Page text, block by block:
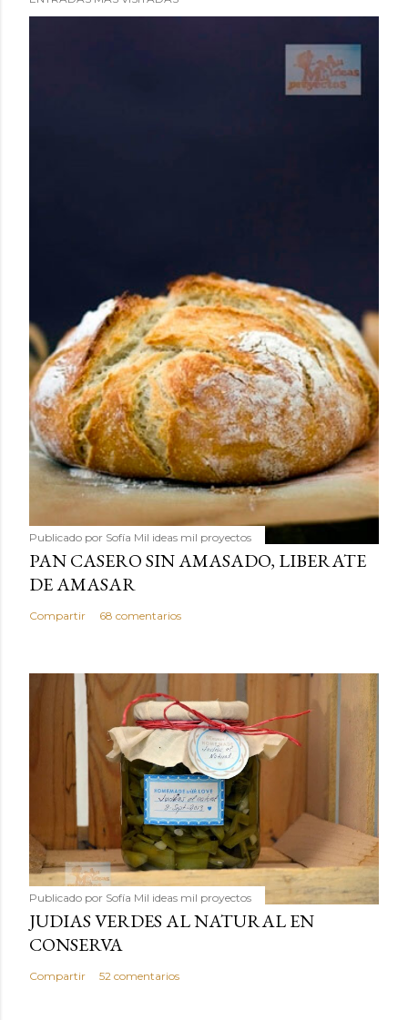
Publicado por Sofía Mil ideas mil proyectos
PAN CASERO SIN AMASADO, LIBERATE
DE AMASAR
Compartir 68 comentarios
Publicado por Sofía Mil ideas mil proyectos
JUDIAS VERDES AL NATURAL EN
CONSERVA
Compartir 52 comentarios